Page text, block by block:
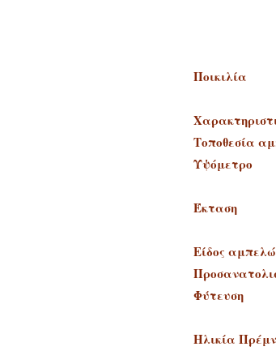
Ποικιλία
Τοποθεσία
Υψόμετρο
Έκταση
Είδος
Φύτευση
Ηλικία